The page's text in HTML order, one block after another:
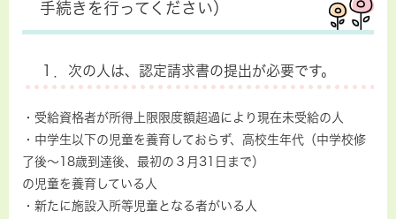
手続きを行ってください）
１．次の人は、認定請求書の提出が必要です。
・受給資格者が所得上限限度額超過により現在未受給の人
・中学生以下の児童を養育しておらず、高校生年代（中学校修
了後～18歳到達後、最初の３月31日まで）
の児童を養育している人
・新たに施設入所等児童となる者がいる人